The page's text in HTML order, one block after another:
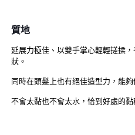
質地
延展力極佳、以雙手掌心輕輕搓揉
狀。
同時在頭髮上也有絕佳造型力，能
不會太黏也不會太水，恰到好處的